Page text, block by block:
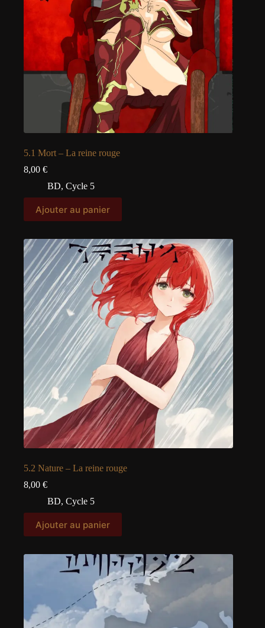
5.1 Mort – La reine rouge
8,00 €
BD, Cycle 5
Ajouter au panier
5.2 Nature – La reine rouge
8,00 €
BD, Cycle 5
Ajouter au panier